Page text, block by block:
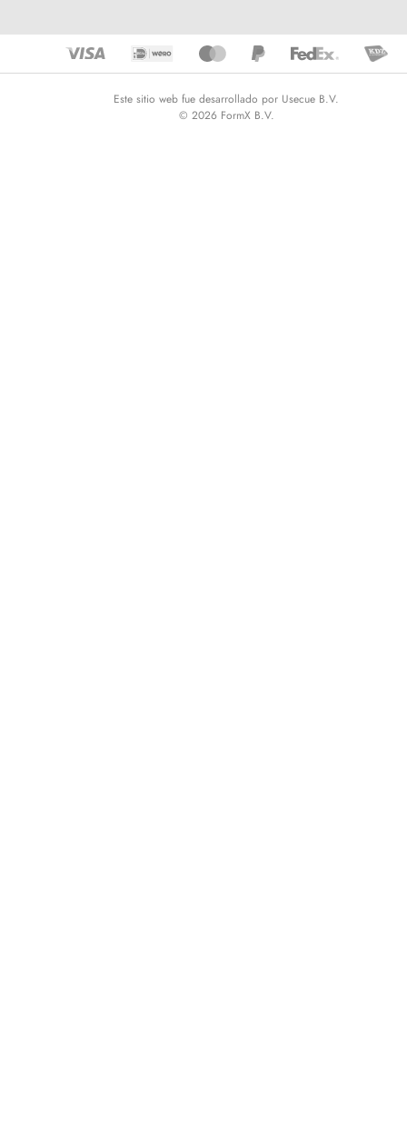
Este sitio web fue desarrollado por Usecue B.V.
© 2026 FormX B.V.